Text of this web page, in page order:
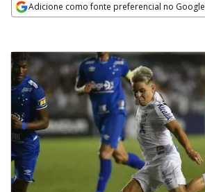
Adicione como fonte preferencial no Google